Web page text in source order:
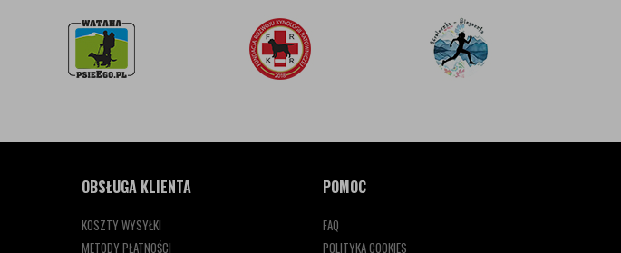
OBSŁUGA KLIENTA
KOSZTY WYSYŁKI
METODY PŁATNOŚCI
POMOC
FAQ
POLITYKA COOKIES